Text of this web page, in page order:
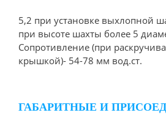
5,2 при установке выхлопной
при высоте шахты более 5
Сопротивление (при
крышкой)- 54-78 мм вод.ст.
ГАБАРИТНЫЕ И